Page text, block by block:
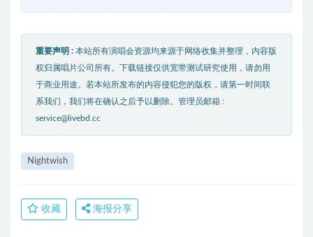
重要声明 : 本站所有演唱会资源均来源于网络收集并整理，内容版
权归属唱片公司所有。下载链接仅供宽带测试研究使用，请勿用
于商业用途。若本站所发布的内容侵犯您的版权，请第一时间联
系我们，我们将在确认之后予以删除。管理员邮箱 :
service@livebd.cc
Nightwish
收藏 海报分享